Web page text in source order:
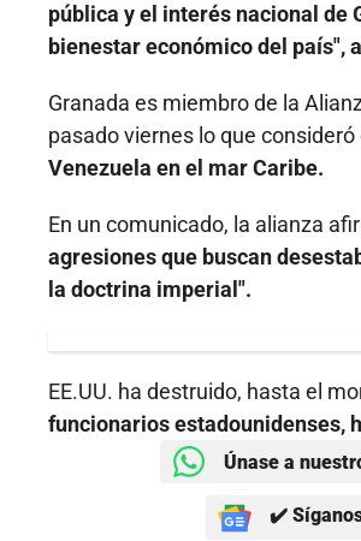
pública y el interés nacional de
bienestar económico del país",
Granada es miembro de la
pasado viernes lo que
Venezuela en el mar Caribe.
En un comunicado, la alianza
agresiones que buscan
la doctrina imperial".
EE.UU. ha destruido, hasta el
funcionarios estadounidenses,
Únase a
✔️